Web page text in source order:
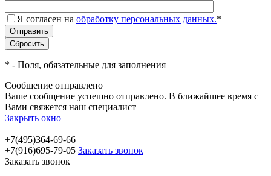
Я согласен на обработку персональных данных.*
* - Поля, обязательные для заполнения
Сообщение отправлено
Ваше сообщение успешно отправлено. В ближайшее время с
Вами свяжется наш специалист
Закрыть окно
+7(495)364-69-66
+7(916)695-79-05 Заказать звонок
Заказать звонок